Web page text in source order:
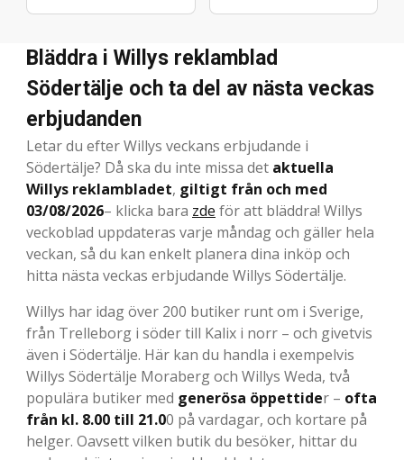
Bläddra i Willys reklamblad
Södertälje och ta del av nästa veckas
erbjudanden
Letar du efter Willys veckans erbjudande i
Södertälje? Då ska du inte missa det aktuella
Willys reklambladet, giltigt från och med
03/08/2026– klicka bara zde för att bläddra! Willys
veckoblad uppdateras varje måndag och gäller hela
veckan, så du kan enkelt planera dina inköp och
hitta nästa veckas erbjudande Willys Södertälje.
Willys har idag över 200 butiker runt om i Sverige,
från Trelleborg i söder till Kalix i norr – och givetvis
även i Södertälje. Här kan du handla i exempelvis
Willys Södertälje Moraberg och Willys Weda, två
populära butiker med generösa öppettider – ofta
från kl. 8.00 till 21.00 på vardagar, och kortare på
helger. Oavsett vilken butik du besöker, hittar du